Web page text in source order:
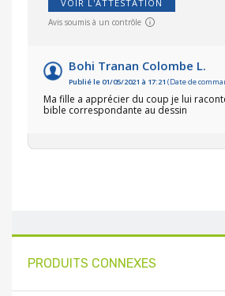
VOIR L'ATTESTATION
Avis soumis à un contrôle
Bohi Tranan Colombe L.
Publié le 01/05/2021 à 17:21 (Date de
Ma fille a apprécier du coup je lui
bible correspondante au dessin
PRODUITS CONNEXES